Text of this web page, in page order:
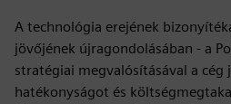
A technológia erejének
jövőjének újragondolásában - a
stratégiai megvalósításával a cég
hatékonyságot és